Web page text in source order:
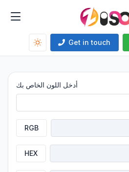
Get in touch
أدخل اللون الخاص بك
RGB
HEX